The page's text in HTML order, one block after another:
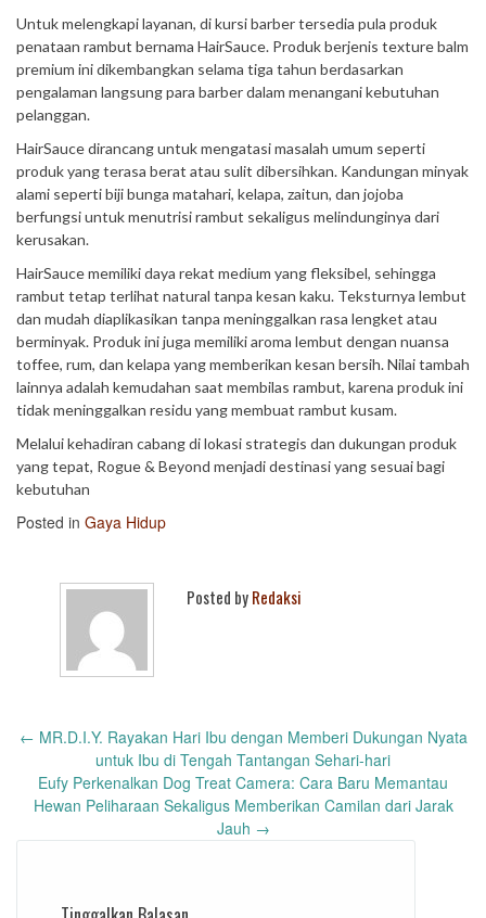
Untuk melengkapi layanan, di kursi barber tersedia pula produk
penataan rambut bernama HairSauce. Produk berjenis texture balm
premium ini dikembangkan selama tiga tahun berdasarkan
pengalaman langsung para barber dalam menangani kebutuhan
pelanggan.
HairSauce dirancang untuk mengatasi masalah umum seperti
produk yang terasa berat atau sulit dibersihkan. Kandungan minyak
alami seperti biji bunga matahari, kelapa, zaitun, dan jojoba
berfungsi untuk menutrisi rambut sekaligus melindunginya dari
kerusakan.
HairSauce memiliki daya rekat medium yang fleksibel, sehingga
rambut tetap terlihat natural tanpa kesan kaku. Teksturnya lembut
dan mudah diaplikasikan tanpa meninggalkan rasa lengket atau
berminyak. Produk ini juga memiliki aroma lembut dengan nuansa
toffee, rum, dan kelapa yang memberikan kesan bersih. Nilai tambah
lainnya adalah kemudahan saat membilas rambut, karena produk ini
tidak meninggalkan residu yang membuat rambut kusam.
Melalui kehadiran cabang di lokasi strategis dan dukungan produk
yang tepat, Rogue & Beyond menjadi destinasi yang sesuai bagi
kebutuhan
Posted in Gaya Hidup
Posted byRedaksi
Post
navigation
← MR.D.I.Y. Rayakan Hari Ibu dengan Memberi Dukungan Nyata
untuk Ibu di Tengah Tantangan Sehari-hari
Eufy Perkenalkan Dog Treat Camera: Cara Baru Memantau
Hewan Peliharaan Sekaligus Memberikan Camilan dari Jarak
Jauh →